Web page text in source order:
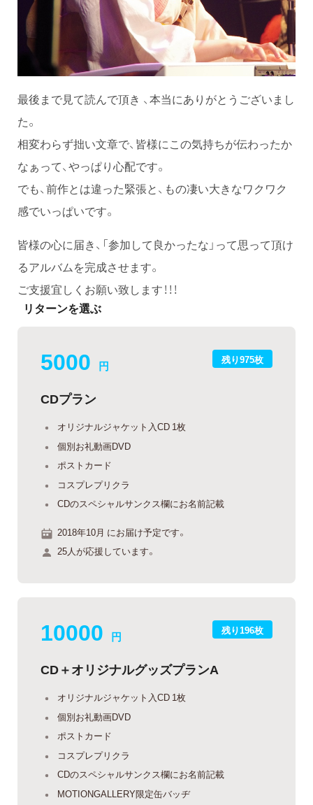
最後まで見て読んで頂き 、本当にありがとうございまし
た。
相変わらず拙い文章で、皆様にこの気持ちが伝わったか
なぁって、やっぱり心配です。
でも、前作とは違った緊張と、もの凄い大きなワクワク
感でいっぱいです。
皆様の心に届き、「参加して良かったな」って思って頂け
るアルバムを完成させます。
ご支援宜しくお願い致します！！！
リターンを選ぶ
残り975枚
5000 円
CDプラン
オリジナルジャケット入CD 1枚
個別お礼動画DVD
ポストカード
コスプレプリクラ
CDのスペシャルサンクス欄にお名前記載
2018年10月 にお届け予定です。
25人が応援しています。
残り196枚
10000 円
CD＋オリジナルグッズプランA
オリジナルジャケット入CD 1枚
個別お礼動画DVD
ポストカード
コスプレプリクラ
CDのスペシャルサンクス欄にお名前記載
MOTIONGALLERY限定缶バッヂ